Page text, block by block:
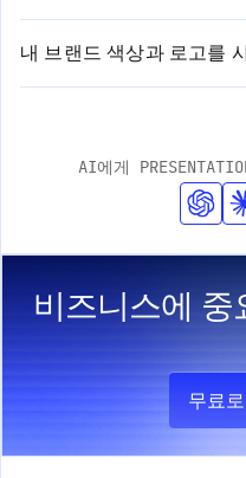
2. 저희 AI가 고객님의 입력을
다.
하고, 레이아웃을 수정하
라 섹션을 추가하거나 제
자동화된 제안과 수동 사
디자인 경험이 없어도 괜
디자인 요소를 자동으로
집중하세요. 저희가 전문
내 브랜드 색상과 로고를
네! 저희 템플릿은 완벽한
서 프레젠테이션 전체에
AI에게
비즈니스에 중
무료